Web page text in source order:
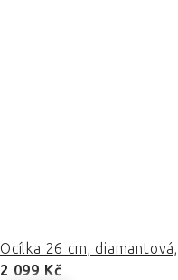
Ocílka 26 cm,
2 099 Kč